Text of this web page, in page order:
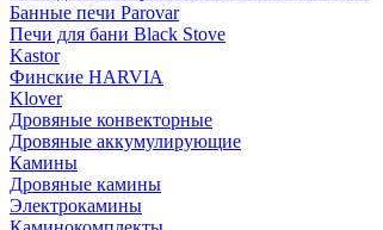
Банные печи Parovar
Печи для бани Black Stove
Kastor
Финские HARVIA
Klover
Дровяные конвекторные
Дровяные аккумулирующие
Камины
Дровяные камины
Электрокамины